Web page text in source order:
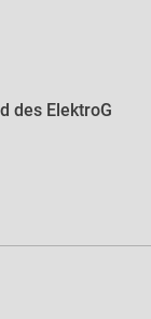
des ElektroG